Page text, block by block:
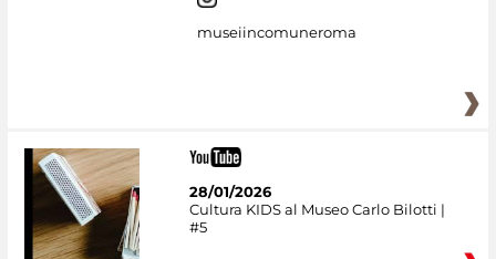
museiincomuneroma
28/01/2026
Cultura KIDS al Museo Carlo Bilotti |
#5